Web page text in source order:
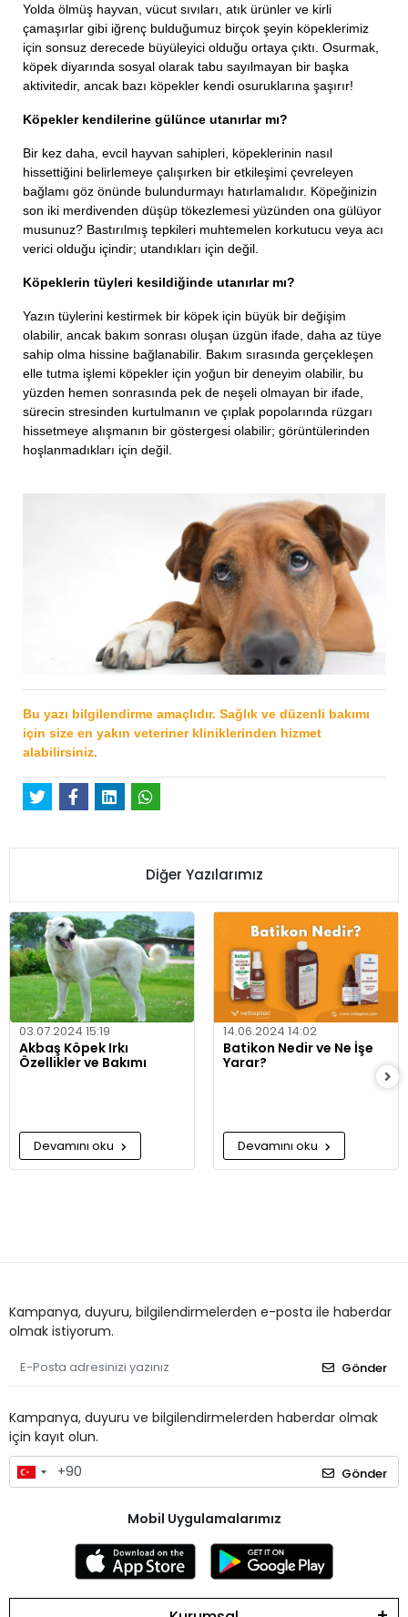
Yolda ölmüş hayvan, vücut sıvıları, atık ürünler ve kirli
çamaşırlar gibi iğrenç bulduğumuz birçok şeyin köpeklerimiz
için sonsuz derecede büyüleyici olduğu ortaya çıktı. Osurmak,
köpek diyarında sosyal olarak tabu sayılmayan bir başka
aktivitedir, ancak bazı köpekler kendi osuruklarına şaşırır!
Köpekler kendilerine gülünce utanırlar mı?
Bir kez daha, evcil hayvan sahipleri, köpeklerinin nasıl
hissettiğini belirlemeye çalışırken bir etkileşimi çevreleyen
bağlamı göz önünde bulundurmayı hatırlamalıdır. Köpeğinizin
son iki merdivenden düşüp tökezlemesi yüzünden ona gülüyor
musunuz? Bastırılmış tepkileri muhtemelen korkutucu veya acı
verici olduğu içindir; utandıkları için değil.
Köpeklerin tüyleri kesildiğinde utanırlar mı?
Yazın tüylerini kestirmek bir köpek için büyük bir değişim
olabilir, ancak bakım sonrası oluşan üzgün ifade, daha az tüye
sahip olma hissine bağlanabilir. Bakım sırasında gerçekleşen
elle tutma işlemi köpekler için yoğun bir deneyim olabilir, bu
yüzden hemen sonrasında pek de neşeli olmayan bir ifade,
sürecin stresinden kurtulmanın ve çıplak popolarında rüzgarı
hissetmeye alışmanın bir göstergesi olabilir; görüntülerinden
hoşlanmadıkları için değil.
Bu yazı bilgilendirme amaçlıdır. Sağlık ve düzenli bakımı
için size en yakın veteriner kliniklerinden hizmet
alabilirsiniz.
Diğer Yazılarımız
03.07.2024 15:19
Akbaş Köpek Irkı
Özellikler ve Bakımı
Devamını oku
14.06.2024 14:02
Batikon Nedir ve Ne İşe
Yarar?
Devamını oku
Kampanya, duyuru, bilgilendirmelerden e-posta ile haberdar
olmak istiyorum.
Gönder
Kampanya, duyuru ve bilgilendirmelerden haberdar olmak
için kayıt olun.
Gönder
Mobil Uygulamalarımız